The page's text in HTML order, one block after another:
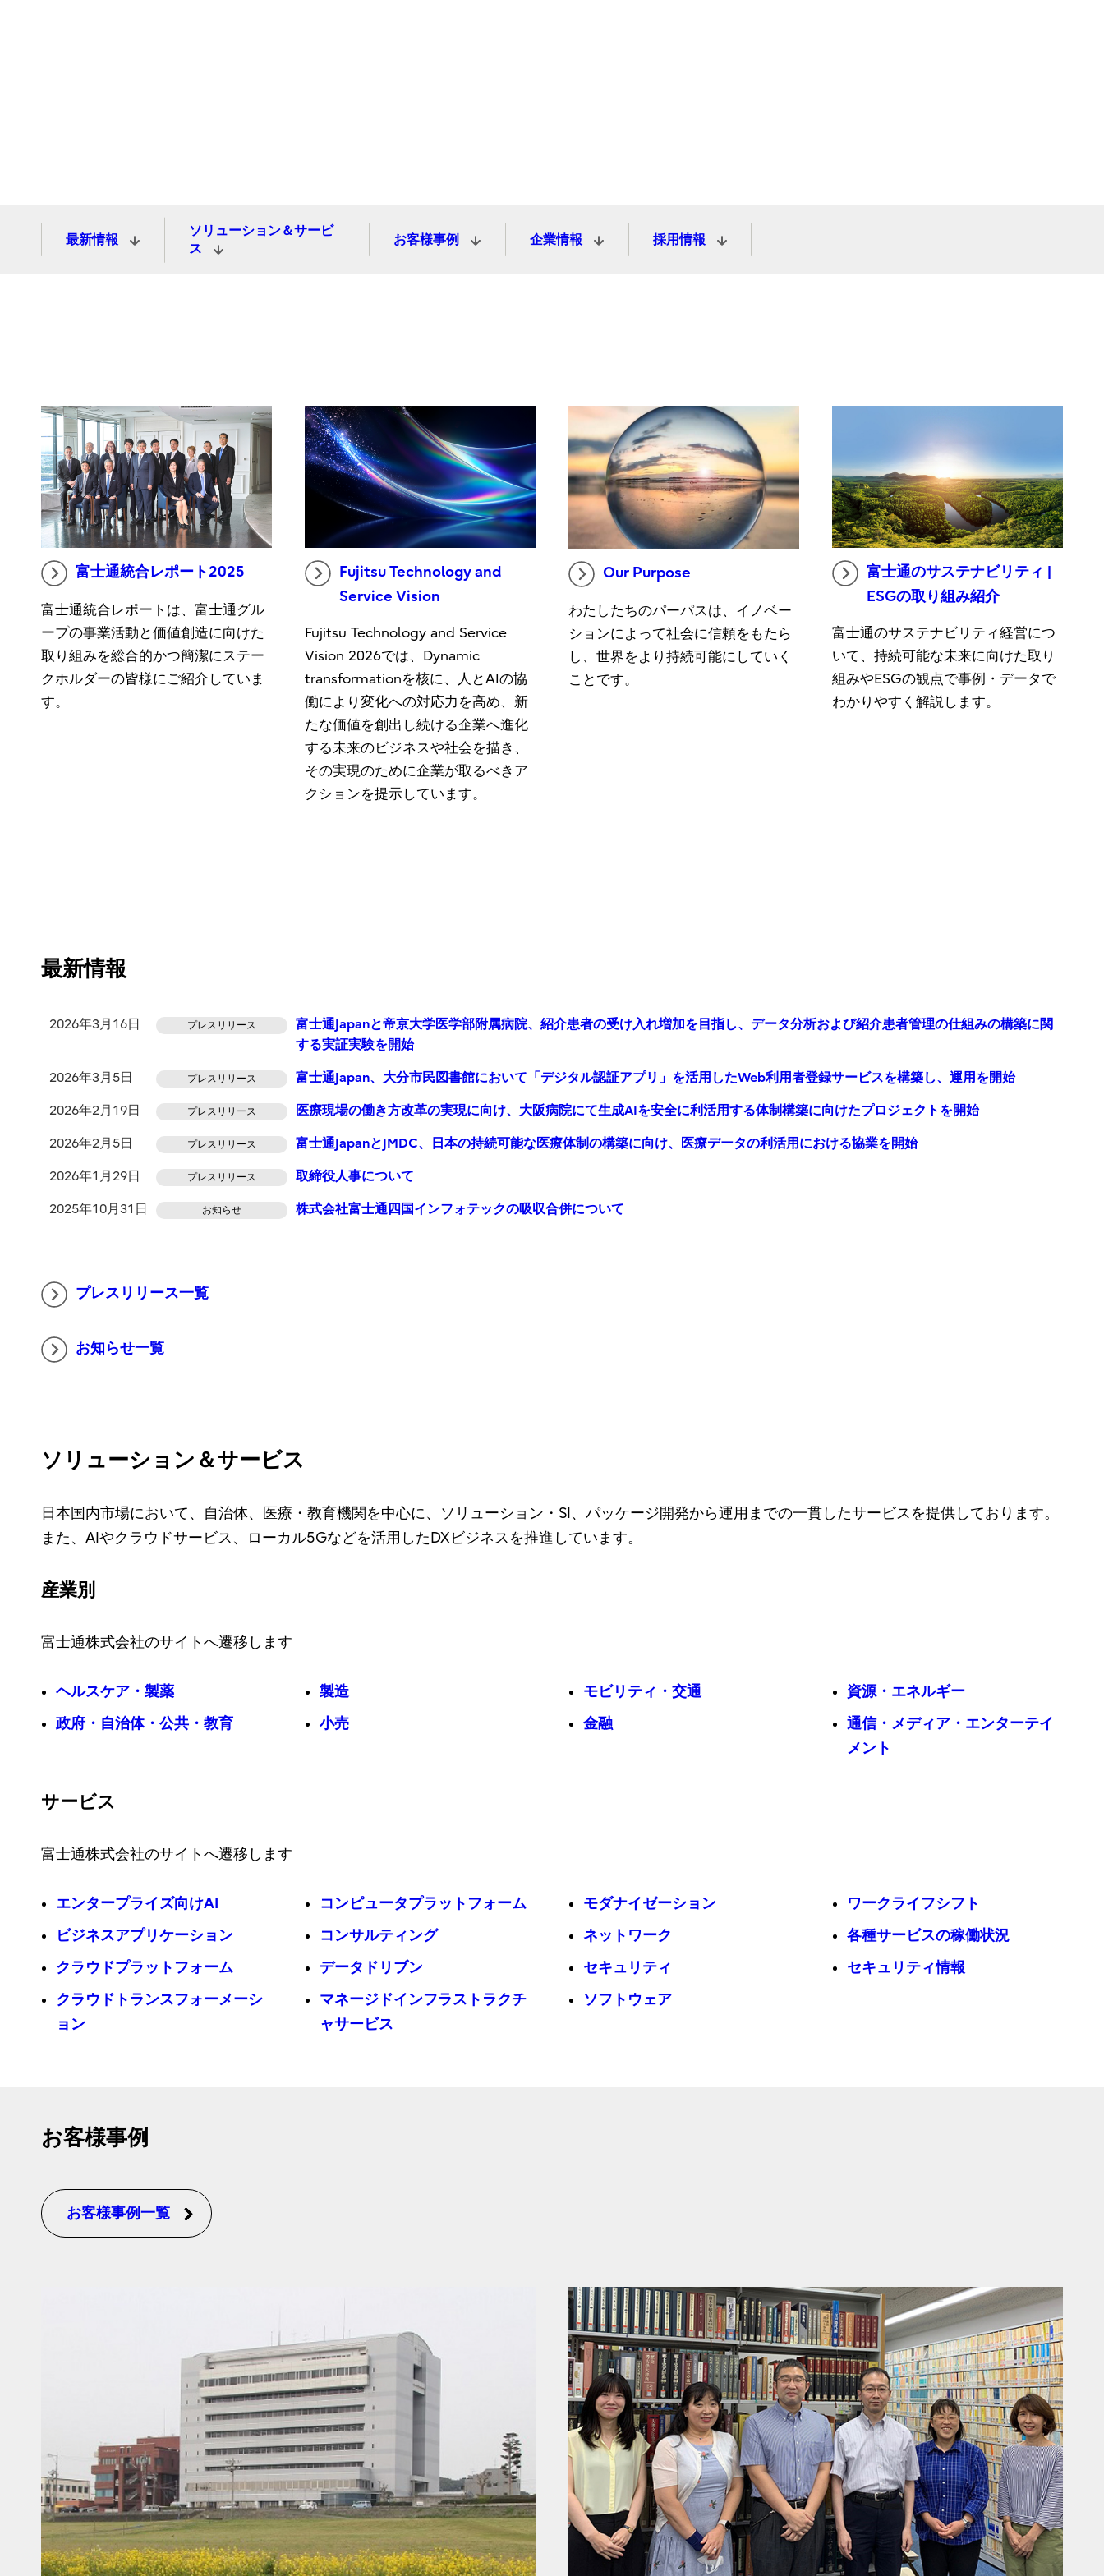
最新情報
ソリューション＆サービ
ス
お客様事例 企業情報 採用情報
富士通統合レポート2025
富士通統合レポートは、富士通グル
ープの事業活動と価値創造に向けた
取り組みを総合的かつ簡潔にステー
クホルダーの皆様にご紹介していま
す。
Fujitsu Technology and
Service Vision
Fujitsu Technology and Service
Vision 2026では、Dynamic
transformationを核に、人とAIの協
働により変化への対応力を高め、新
たな価値を創出し続ける企業へ進化
する未来のビジネスや社会を描き、
その実現のために企業が取るべきア
クションを提示しています。
Our Purpose
わたしたちのパーパスは、イノベー
ションによって社会に信頼をもたら
し、世界をより持続可能にしていく
ことです。
富士通のサステナビリティ |
ESGの取り組み紹介
富士通のサステナビリティ経営につ
いて、持続可能な未来に向けた取り
組みやESGの観点で事例・データで
わかりやすく解説します。
最新情報
2026年3月16日 プレスリリース
富士通Japanと帝京大学医学部附属病院、紹介患者の受け入れ増加を目指し、データ分析および紹介患者管理の仕組みの構築に関
する実証実験を開始
2026年3月5日 プレスリリース 富士通Japan、大分市民図書館において「デジタル認証アプリ」を活用したWeb利用者登録サービスを構築し、運用を開始
2026年2月19日 プレスリリース 医療現場の働き方改革の実現に向け、大阪病院にて生成AIを安全に利活用する体制構築に向けたプロジェクトを開始
2026年2月5日 プレスリリース 富士通JapanとJMDC、日本の持続可能な医療体制の構築に向け、医療データの利活用における協業を開始
2026年1月29日 プレスリリース 取締役人事について
2025年10月31日 お知らせ 株式会社富士通四国インフォテックの吸収合併について
プレスリリース一覧
お知らせ一覧
ソリューション＆サービス
日本国内市場において、自治体、医療・教育機関を中心に、ソリューション・SI、パッケージ開発から運用までの一貫したサービスを提供しております。
また、AIやクラウドサービス、ローカル5Gなどを活用したDXビジネスを推進しています。
産業別
富士通株式会社のサイトへ遷移します
ヘルスケア・製薬
政府・自治体・公共・教育
製造
小売
モビリティ・交通
金融
資源・エネルギー
通信・メディア・エンターテイ
メント
サービス
富士通株式会社のサイトへ遷移します
エンタープライズ向けAI
ビジネスアプリケーション
クラウドプラットフォーム
クラウドトランスフォーメーシ
ョン
コンピュータプラットフォーム
コンサルティング
データドリブン
マネージドインフラストラクチ
ャサービス
モダナイゼーション
ネットワーク
セキュリティ
ソフトウェア
ワークライフシフト
各種サービスの稼働状況
セキュリティ情報
お客様事例
お客様事例一覧